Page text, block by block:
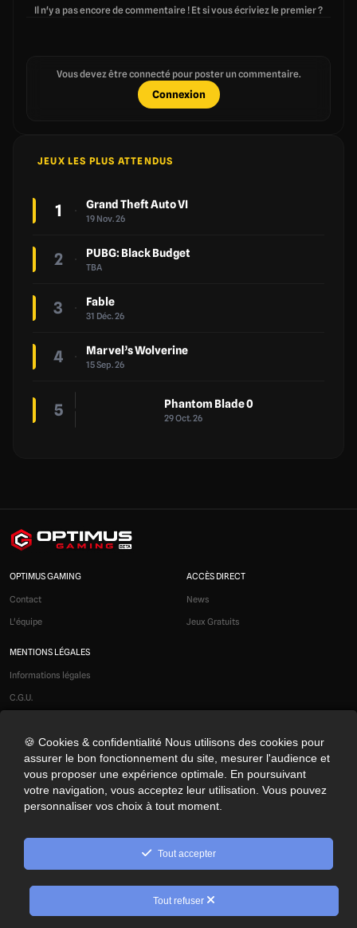
Il n'y a pas encore de commentaire ! Et si vous écriviez le premier ?
Vous devez être connecté pour poster un commentaire.
Connexion
JEUX LES PLUS ATTENDUS
1 Grand Theft Auto VI
19 Nov. 26
2 PUBG: Black Budget
TBA
3 Fable
31 Déc. 26
4 Marvel’s Wolverine
15 Sep. 26
5 Phantom Blade 0
29 Oct. 26
OPTIMUS GAMING
Contact
L'équipe
ACCÈS DIRECT
News
Jeux Gratuits
MENTIONS LÉGALES
Informations légales
C.G.U.
Modération
Confidentialité
Cookies
Préférences cookies
NOS RÉSEAUX SOCIAUX
© 2026 Optimus Gaming. Tous droits réservés.
🍪 Cookies & confidentialité Nous utilisons des cookies pour
assurer le bon fonctionnement du site, mesurer l'audience et
vous proposer une expérience optimale. En poursuivant
votre navigation, vous acceptez leur utilisation. Vous pouvez
personnaliser vos choix à tout moment.
Tout accepter
Tout refuser